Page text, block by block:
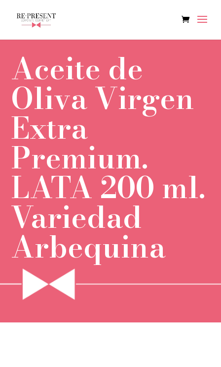
Aceite de
Oliva Virgen
Extra
Premium.
LATA 200 ml.
Variedad
Arbequina